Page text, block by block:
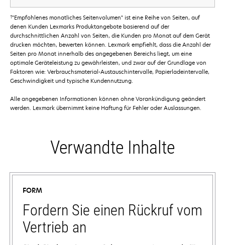
†"Empfohlenes monatliches Seitenvolumen" ist eine Reihe von Seiten, auf
denen Kunden Lexmarks Produktangebote basierend auf der
durchschnittlichen Anzahl von Seiten, die Kunden pro Monat auf dem Gerät
drucken möchten, bewerten können. Lexmark empfiehlt, dass die Anzahl der
Seiten pro Monat innerhalb des angegebenen Bereichs liegt, um eine
optimale Geräteleistung zu gewährleisten, und zwar auf der Grundlage von
Faktoren wie: Verbrauchsmaterial-Austauschintervalle, Papierladeintervalle,
Geschwindigkeit und typische Kundennutzung.
Alle angegebenen Informationen können ohne Vorankündigung geändert
werden. Lexmark übernimmt keine Haftung für Fehler oder Auslassungen.
Verwandte Inhalte
FORM
Fordern Sie einen Rückruf vom
Vertrieb an